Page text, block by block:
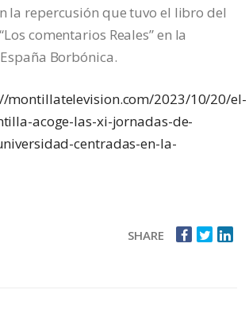
la repercusión que tuvo el libro del
comentarios Reales” en la
Borbónica.
montillatelevision.com/2023/10/20/el-
acoge-las-xi-jornadas-de-
centradas-en-la-
SHARE